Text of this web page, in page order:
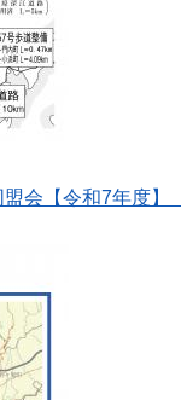
会【令和7年度】